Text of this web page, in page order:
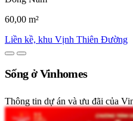
60,00 m²
Liền kề, khu Vịnh Thiên Đường
Sống ở Vinhomes
Thông tin dự án và ưu đãi của